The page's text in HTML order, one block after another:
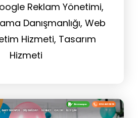
Reklam Yönetimi,
Danışmanlığı, Web
Hizmeti, Tasarım
Hizmeti